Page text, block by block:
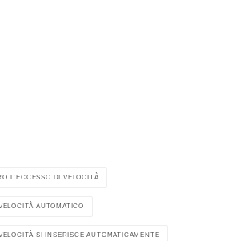
L'ECCESSO DI VELOCITÀ
AUTOMATICO
SI INSERISCE AUTOMATICAMENTE